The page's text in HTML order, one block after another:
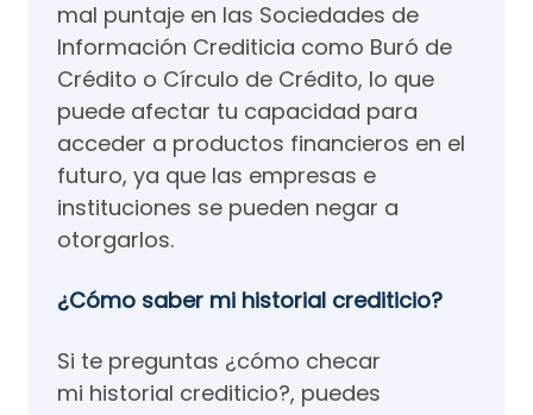
mal puntaje en las Sociedades de
Información Crediticia como Buró de
Crédito o Círculo de Crédito, lo que
puede afectar tu capacidad para
acceder a productos financieros en el
futuro, ya que las empresas e
instituciones se pueden negar a
otorgarlos.
¿Cómo saber mi historial crediticio?
Si te preguntas ¿cómo checar
mi historial crediticio?, puedes